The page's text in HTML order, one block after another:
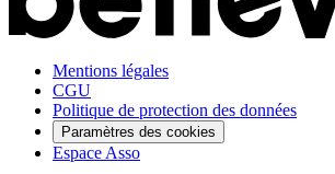
Mentions légales
CGU
Politique de protection des données
Paramètres des cookies
Espace Asso